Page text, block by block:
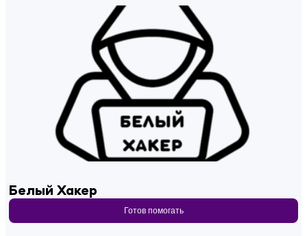
Белый Хакер
Готов помогать